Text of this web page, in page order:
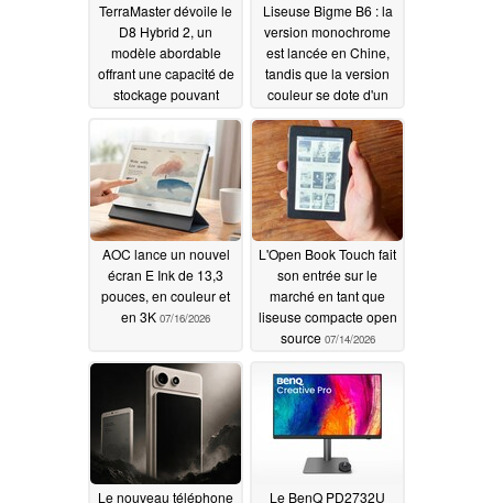
TerraMaster dévoile le
D8 Hybrid 2, un
modèle abordable
offrant une capacité de
stockage pouvant
Liseuse Bigme B6 : la
version monochrome
est lancée en Chine,
tandis que la version
couleur se dote d'un
07/20/2026
AOC lance un nouvel
écran E Ink de 13,3
pouces, en couleur et
en 3K 07/16/2026
L'Open Book Touch fait
son entrée sur le
marché en tant que
liseuse compacte open
source 07/14/2026
Le nouveau téléphone
Le BenQ PD2732U